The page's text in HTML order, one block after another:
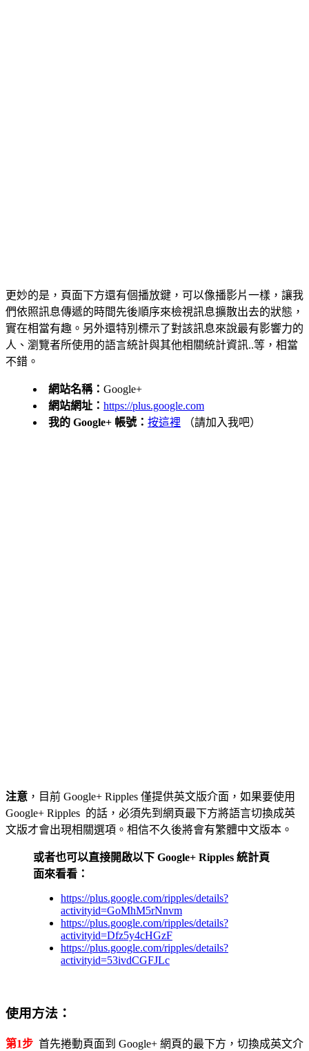
更妙的是，頁面下方還有個播放鍵，可以像播影片一樣，讓我
們依照訊息傳遞的時間先後順序來檢視訊息擴散出去的狀態，
實在相當有趣。另外還特別標示了對該訊息來說最有影響力的
人、瀏覽者所使用的語言統計與其他相關統計資訊..等，相當
不錯。
網站名稱： Google+
網站網址： https://plus.google.com
我的 Google+ 帳號： 按這裡 （請加入我吧）
注意 ，目前 Google+ Ripples 僅提供英文版介面，如果要使用
Google+ Ripples 的話，必須先到網頁最下方將語言切換成英
文版才會出現相關選項。相信不久後將會有繁體中文版本。
或者也可以直接開啟以下 Google+ Ripples 統計頁
面來看看：
https://plus.google.com/ripples/details?
activityid=GoMhM5rNnvm
https://plus.google.com/ripples/details?
activityid=Dfz5y4cHGzF
https://plus.google.com/ripples/details?
activityid=53ivdCGFJLc
使用方法：
第1步 首先捲動頁面到 Google+ 網頁的最下方，切換成英文介